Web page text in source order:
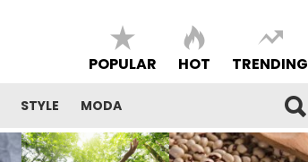
POPULAR HOT TRENDING
STYLE MODA